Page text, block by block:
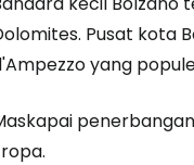
Pusat kota
yang